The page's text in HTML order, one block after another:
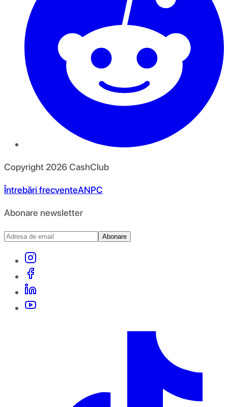
Copyright 2026CashClub
Întrebări frecventeANPC
Abonare newsletter
Abonare